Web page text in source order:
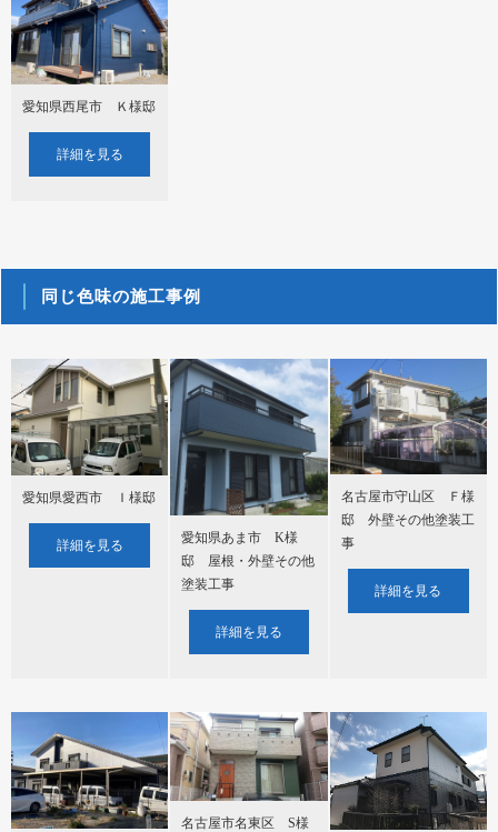
愛知県西尾市 Ｋ様邸
詳細を見る
同じ色味の施工事例
愛知県愛西市 Ｉ様邸
詳細を見る
愛知県あま市 K様
邸 屋根・外壁その他
塗装工事
詳細を見る
名古屋市守山区 Ｆ様
邸 外壁その他塗装工
事
詳細を見る
名古屋市名東区 S様